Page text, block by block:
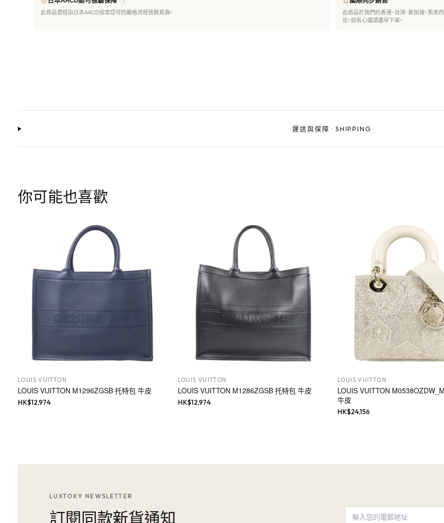
?
此商品曾經由日本AACD協會認可的嚴格流程檢驗真偽。
此商品於我們的香港、台灣、新加坡、馬
出，如有心儀請盡早下單。
運送與保障 · SHIPPING
你可能也喜歡
LOUIS VUITTON
LOUIS VUITTON M1296ZGSB 托特包 牛皮
HK$12,974
LOUIS VUITTON
LOUIS VUITTON M1286ZGSB 托特包 牛皮
HK$12,974
LOUIS VUITTON
LOUIS VUITTON
牛皮
HK$24,156
LUXTOKY NEWSLETTER
訂閱同款新貨通知